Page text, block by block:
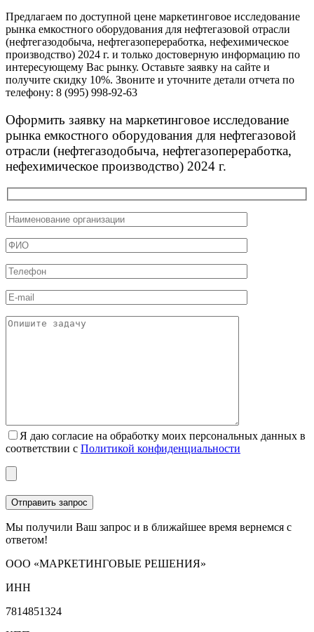
Предлагаем по доступной цене маркетинговое исследование
рынка емкостного оборудования для нефтегазовой отрасли
(нефтегазодобыча, нефтегазопереработка, нефехимическое
производство) 2024 г. и только достоверную информацию по
интересующему Вас рынку. Оставьте заявку на сайте и
получите скидку 10%. Звоните и уточните детали отчета по
телефону: 8 (995) 998-92-63
Оформить заявку на маркетинговое исследование
рынка емкостного оборудования для нефтегазовой
отрасли (нефтегазодобыча, нефтегазопереработка,
нефехимическое производство) 2024 г.
Я даю согласие на обработку моих персональных данных в
соответствии с Политикой конфиденциальности
Мы получили Ваш запрос и в ближайшее время вернемся с
ответом!
ООО «МАРКЕТИНГОВЫЕ РЕШЕНИЯ»
ИНН
7814851324